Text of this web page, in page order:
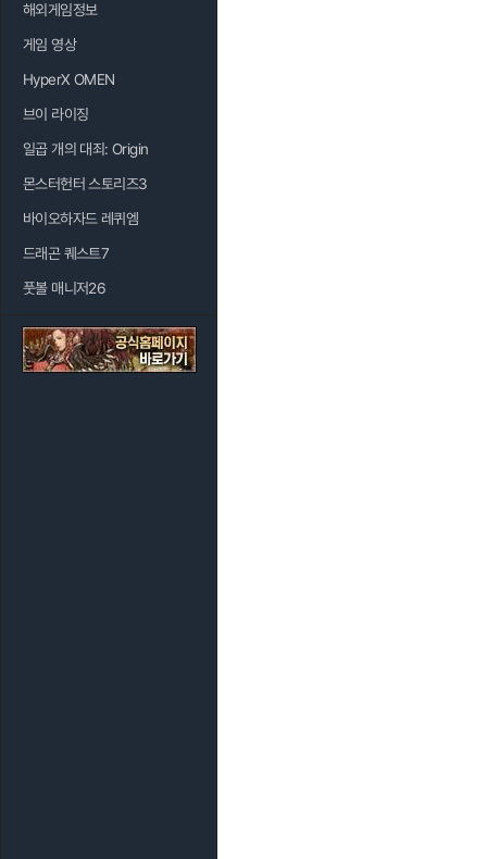
해외게임정보
게임 영상
HyperX OMEN
브이 라이징
일곱 개의 대죄: Origin
몬스터헌터 스토리즈3
바이오하자드 레퀴엠
드래곤 퀘스트7
풋볼 매니저26